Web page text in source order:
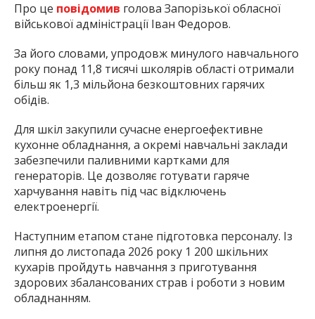
Про це повідомив голова Запорізької обласної
військової адміністрації Іван Федоров.
За його словами, упродовж минулого навчального
року понад 11,8 тисячі школярів області отримали
більш як 1,3 мільйона безкоштовних гарячих
обідів.
Для шкіл закупили сучасне енергоефективне
кухонне обладнання, а окремі навчальні заклади
забезпечили паливними картками для
генераторів. Це дозволяє готувати гаряче
харчування навіть під час відключень
електроенергії.
Наступним етапом стане підготовка персоналу. Із
липня до листопада 2026 року 1 200 шкільних
кухарів пройдуть навчання з приготування
здорових збалансованих страв і роботи з новим
обладнанням.